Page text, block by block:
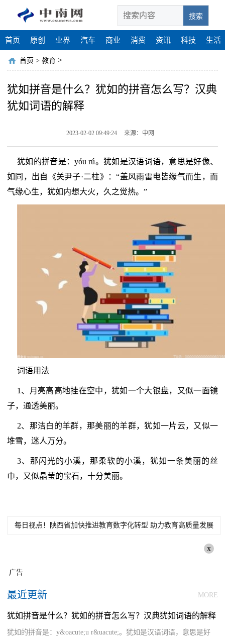
搜索
首页 原创 业界 汽车 商业 消费 资讯 科技 生活
首页 > 教育 >
犹如拼音是什么？犹如的拼音怎么写？汉典
犹如词语的解释
2023-02-02 09:49:24 来源：中网
犹如的拼音是：yóu rú。犹如是汉语词语，意思是好像、
如同，出自《关尹子·二柱》：“盖风雨雷电皆缘气而生，而
气缘心生，犹如内想大火，久之觉热。”
词语用法
1、月亮高高地挂在空中，犹如一个大银盘，又似一面镜
子，通透美丽。
2、那洁白的羊群，那美丽的羊群，犹如一片云，又似一
堆雪，迷人万分。
3、那闪光的小溪，那柔软的小溪，犹如一条美丽的丝
巾，又似晶莹的宝石，十分美丽。
每日视点！陕西省加快推进教育数字化转型 助力教育高质量发展
x
广告
最近更新 MORE
犹如拼音是什么？犹如的拼音怎么写？汉典犹如词语的解释
犹如的拼音是：y&oacute;u r&uacute;。犹如是汉语词语，意思是好